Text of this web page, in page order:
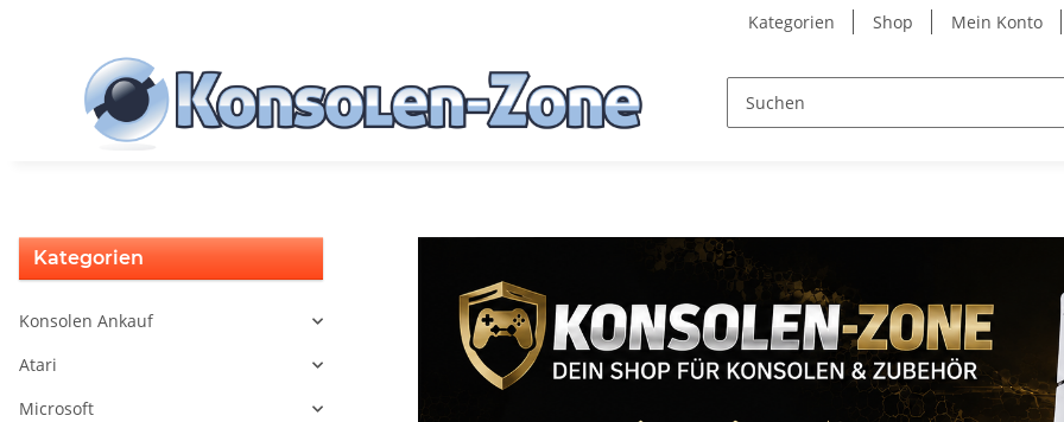
Kategorien Shop Mein Konto
Kategorien
Konsolen Ankauf
Atari
Microsoft